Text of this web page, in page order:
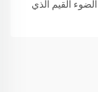
القيم الذي